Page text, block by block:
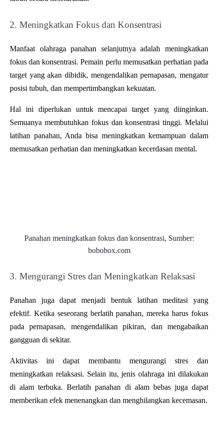
2. Meningkatkan Fokus dan Konsentrasi
Manfaat olahraga panahan
selanjutnya adalah meningkatkan
fokus dan konsentrasi. Pemain perlu memusatkan perhatian pada
target yang akan dibidik, mengendalikan pernapasan, mengatur
posisi tubuh, dan mempertimbangkan kekuatan.
Hal ini diperlukan untuk mencapai target yang diinginkan.
Semuanya membutuhkan fokus dan konsentrasi tinggi. Melalui
latihan panahan, Anda bisa meningkatkan kemampuan dalam
memusatkan perhatian dan meningkatkan kecerdasan mental.
Panahan meningkatkan fokus dan konsentrasi, Sumber:
bobobox.com
3. Mengurangi Stres dan Meningkatkan Relaksasi
Panahan juga dapat menjadi bentuk latihan meditasi yang
efektif. Ketika seseorang berlatih panahan, mereka harus fokus
pada pernapasan, mengendalikan pikiran, dan mengabaikan
gangguan di sekitar.
Aktivitas ini dapat membantu mengurangi stres dan
meningkatkan relaksasi. Selain itu, jenis olahraga ini dilakukan
di alam terbuka. Berlatih panahan di alam bebas juga dapat
memberikan efek menenangkan dan menghilangkan kecemasan.